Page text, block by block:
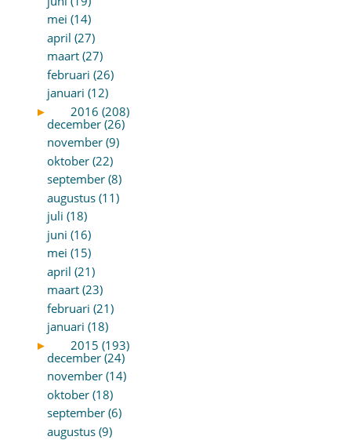
mei (14)
april (27)
maart (27)
februari (26)
januari (12)
►
2016 (208)
december (26)
november (9)
oktober (22)
september (8)
augustus (11)
juli (18)
juni (16)
mei (15)
april (21)
maart (23)
februari (21)
januari (18)
►
2015 (193)
december (24)
november (14)
oktober (18)
september (6)
augustus (9)